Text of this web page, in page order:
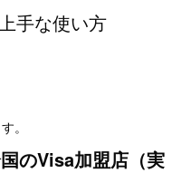
手な使い方
。
のVisa加盟店（実